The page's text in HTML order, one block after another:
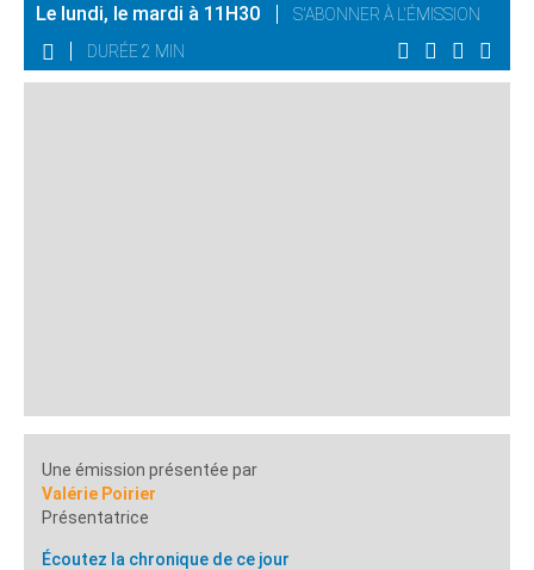
Le lundi, le mardi à 11H30
S'ABONNER À L'ÉMISSION
DURÉE 2 MIN
Une émission présentée par
Valérie Poirier
Présentatrice
Écoutez la chronique de ce jour